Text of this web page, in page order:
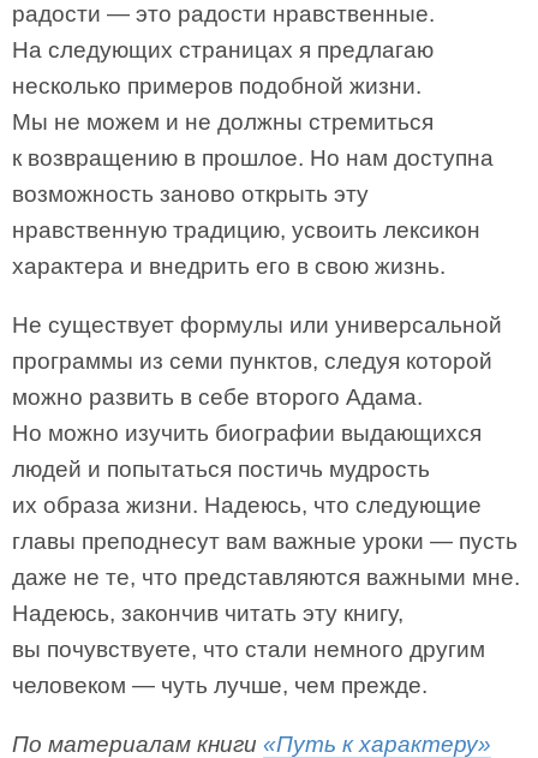
радости — это радости нравственные.
На следующих страницах я предлагаю
несколько примеров подобной жизни.
Мы не можем и не должны стремиться
к возвращению в прошлое. Но нам доступна
возможность заново открыть эту
нравственную традицию, усвоить лексикон
характера и внедрить его в свою жизнь.
Не существует формулы или универсальной
программы из семи пунктов, следуя которой
можно развить в себе второго Адама.
Но можно изучить биографии выдающихся
людей и попытаться постичь мудрость
их образа жизни. Надеюсь, что следующие
главы преподнесут вам важные уроки — пусть
даже не те, что представляются важными мне.
Надеюсь, закончив читать эту книгу,
вы почувствуете, что стали немного другим
человеком — чуть лучше, чем прежде.
По материалам книги «Путь к характеру»